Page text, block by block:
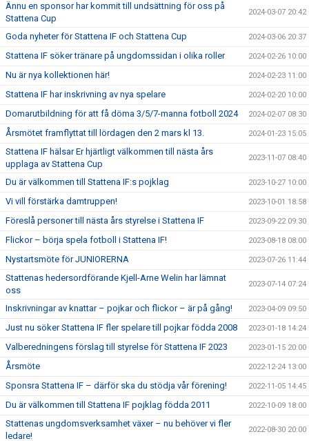
Ännu en sponsor har kommit till undsättning för oss på
Stattena Cup
2024-03-07 20:42
Goda nyheter för Stattena IF och Stattena Cup 2024-03-06 20:37
Stattena IF söker tränare på ungdomssidan i olika roller 2024-02-26 10:00
Nu är nya kollektionen här! 2024-02-23 11:00
Stattena IF har inskrivning av nya spelare 2024-02-20 10:00
Domarutbildning för att få döma 3/5/7-manna fotboll 2024 2024-02-07 08:30
Årsmötet framflyttat till lördagen den 2 mars kl 13. 2024-01-23 15:05
Stattena IF hälsar Er hjärtligt välkommen till nästa års
upplaga av Stattena Cup
2023-11-07 08:40
Du är välkommen till Stattena IF:s pojklag 2023-10-27 10:00
Vi vill förstärka damtruppen! 2023-10-01 18:58
Föreslå personer till nästa års styrelse i Stattena IF 2023-09-22 09:30
Flickor – börja spela fotboll i Stattena IF! 2023-08-18 08:00
Nystartsmöte för JUNIORERNA 2023-07-26 11:44
Stattenas hedersordförande Kjell-Arne Welin har lämnat
oss
2023-07-14 07:24
Inskrivningar av knattar – pojkar och flickor – är på gång! 2023-04-09 09:50
Just nu söker Stattena IF fler spelare till pojkar födda 2008 2023-01-18 14:24
Valberedningens förslag till styrelse för Stattena IF 2023 2023-01-15 20:00
Årsmöte 2022-12-24 13:00
Sponsra Stattena IF – därför ska du stödja vår förening! 2022-11-05 14:45
Du är välkommen till Stattena IF pojklag födda 2011 2022-10-09 18:00
Stattenas ungdomsverksamhet växer – nu behöver vi fler
ledare!
2022-08-30 20:00